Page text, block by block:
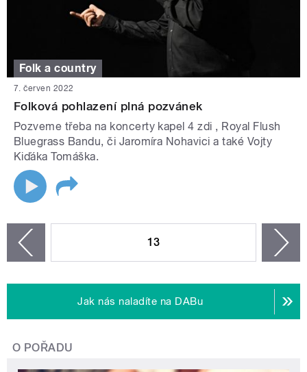
Folk a country
7. červen 2022
Folková pohlazení plná pozvánek
Pozveme třeba na koncerty kapel 4 zdi , Royal Flush
Bluegrass Bandu, či Jaromíra Nohavici a také Vojty
Kiďáka Tomáška.
13
Jak nás naladíte na DABu
O POŘADU